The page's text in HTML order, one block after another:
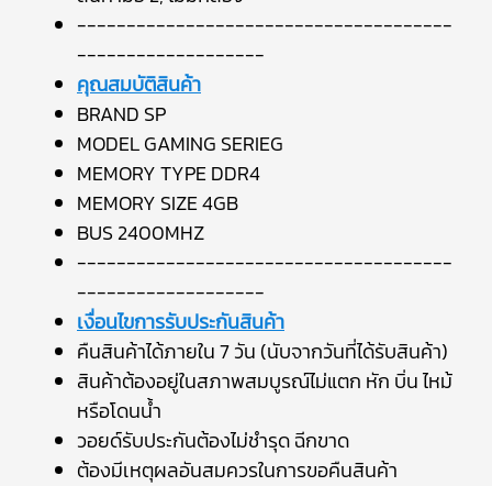
--------------------------------------
-------------------
คุณสมบัติสินค้า
BRAND SP
MODEL GAMING SERIEG
MEMORY TYPE DDR4
MEMORY SIZE 4GB
BUS 2400MHZ
--------------------------------------
-------------------
เงื่อนไขการรับประกันสินค้า
คืนสินค้าได้ภายใน 7 วัน (นับจากวันที่ได้รับสินค้า)
สินค้าต้องอยู่ในสภาพสมบูรณ์ไม่แตก หัก บิ่น ไหม้
หรือโดนน้ำ
วอยด์รับประกันต้องไม่ชำรุด ฉีกขาด
ต้องมีเหตุผลอันสมควรในการขอคืนสินค้า